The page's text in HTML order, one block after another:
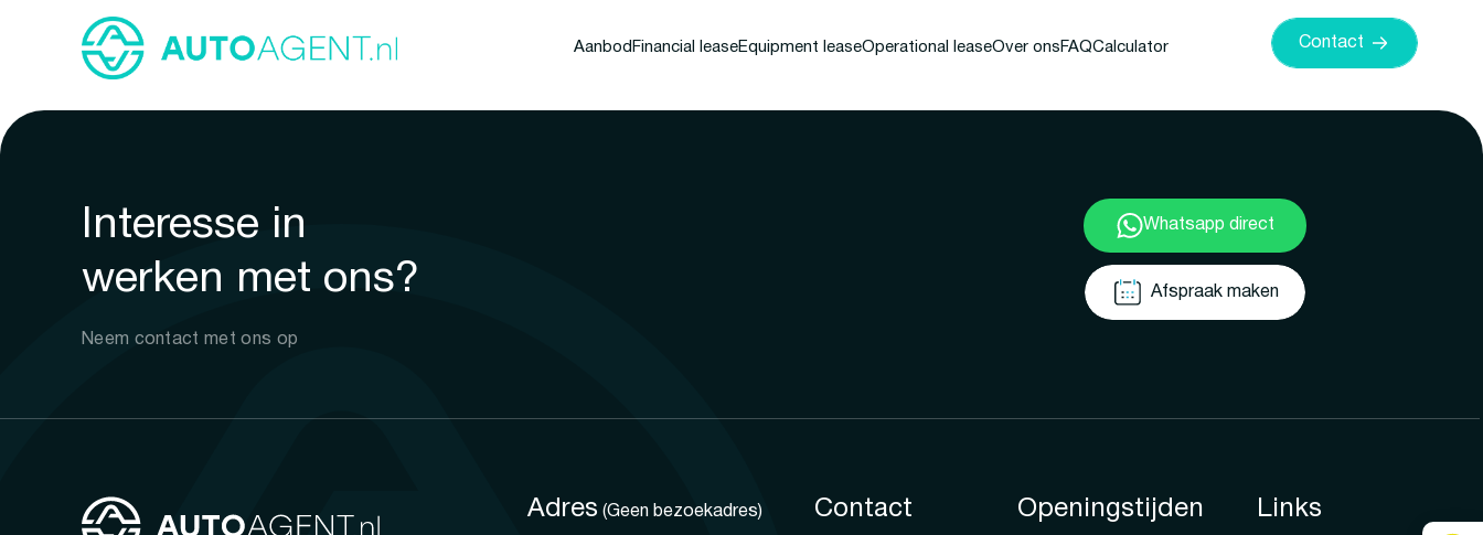
Aanbod Financial leaseEquipment leaseOperational leaseOver ons FAQCalculator Contact
Interesse in
werken met ons?
Neem contact met ons op
Whatsapp direct
Afspraak maken
Adres (Geen bezoekadres) Contact Openingstijden Links